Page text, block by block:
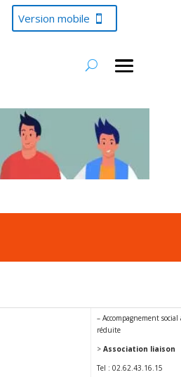
Version mobile
– Accompagnement
réduite
> Association liaison
Tel : 02.62.43.16.15